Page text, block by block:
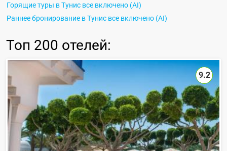
Горящие туры в Тунис все включено (AI)
Раннее бронирование в Тунис все включено (AI)
Топ 200 отелей:
9.2